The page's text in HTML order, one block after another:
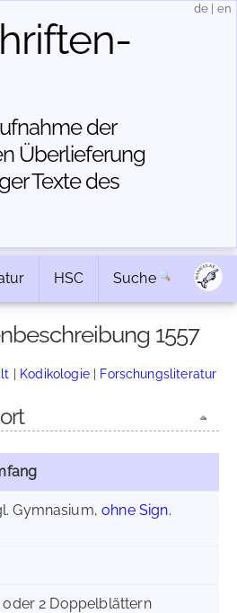
der
Über­lieferung
Texte des
de en
HSC Suche
1557
| Kodikologie| Forschungsliteratur
Gymnasium,ohne Sign.
oder 2 Doppelblättern